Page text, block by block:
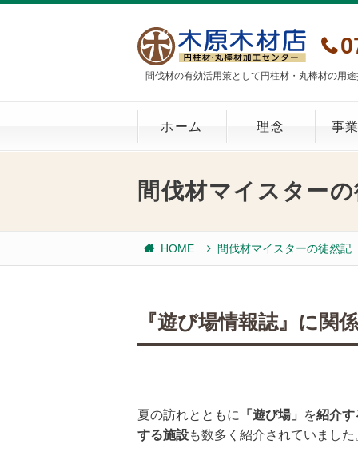
間伐材の有効活用策として円柱材・丸棒材の用
ホーム 理念 事
間伐材マイスター
HOME 間伐材マイスターの徒然記
『遊び場情報誌』に関
夏の訪れとともに 「遊び場」 を紹介す
する施設も数多く紹介されていました